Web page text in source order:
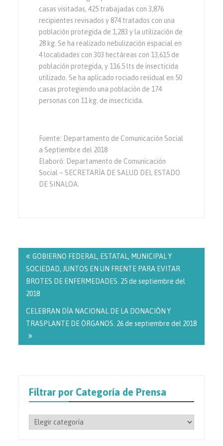
casas visitadas, 425 trabajadas con 3,876
recipientes revisados y 874 tratados con una
población protegida de 1,283 y la utilización de
28 kg. Se ha realizado nebulización espacial en
4 localidades con 303 hectáreas con 13,615 de
población protegida, y 116.5 lts de insecticida
utilizado. Se ha aplicado rociado residual en 50
casas protegiendo una población de 174
personas con 11 kg. de insecticida.
Fuente: Departamento de Comunicación Social
a Septiembre del 2018
Elaboró: Departamento de Comunicación
Social – SECRETARÍA DE SALUD DEL ESTADO
DE SINALOA.
de
entradas
GOBIERNO FEDERAL, ESTATAL, MUNICIPAL Y
SOCIEDAD, JUNTOS EN UN FRENTE PARA EVITAR
BROTES DE ENFERMEDADES. 25 de septiembre del
2018
CELEBRAN DÍA NACIONAL DE LA DONACIÓN Y
TRASPLANTE DE ÓRGANOS. 26 de septiembre del 2018
Filtrar por Categoría de Prensa
Filtrar